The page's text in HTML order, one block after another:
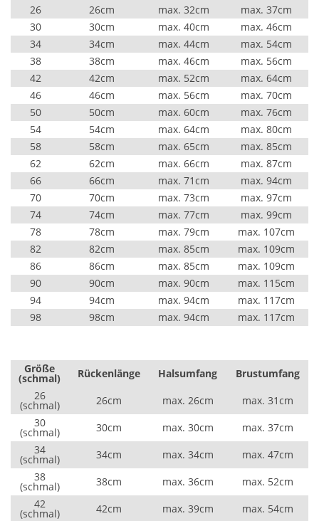
26
26cm max. 32cm
max. 37cm
30
30cm max. 40cm
max. 46cm
34
34cm max. 44cm
max. 54cm
38
38cm max. 46cm
max. 56cm
42
42cm max. 52cm
max. 64cm
46
46cm max. 56cm
max. 70cm
50
50cm max. 60cm
max. 76cm
54
54cm max. 64cm
max. 80cm
58
58cm max. 65cm
max. 85cm
62
62cm max. 66cm
max. 87cm
66
66cm max. 71cm
max. 94cm
70
70cm max. 73cm
max. 97cm
74
74cm max. 77cm
max. 99cm
78
78cm max. 79cm
max. 107cm
82
82cm max. 85cm
max. 109cm
86
86cm max. 85cm
max. 109cm
90
90cm max. 90cm
max. 115cm
94
94cm max. 94cm
max. 117cm
98
98cm max. 94cm max. 117cm
Größe
(schmal) Rückenlänge Halsumfang
Brustumfang
26
(schmal) 26cm max. 26cm
max. 31cm
30
(schmal) 30cm max. 30cm
max. 37cm
34
(schmal) 34cm max. 34cm
max. 47cm
38
(schmal) 38cm max. 36cm
max. 52cm
42
(schmal) 42cm max. 39cm
max. 54cm